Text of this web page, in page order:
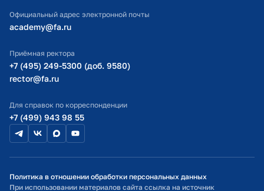
Официальный адрес электронной почты
academy@fa.ru
Приёмная ректора
+7 (495) 249-5300 (доб. 9580)
rector@fa.ru
Для справок по корреспонденции
+7 (499) 943 98 55
Политика в отношении обработки персональных данных
При использовании материалов сайта ссылка на источник